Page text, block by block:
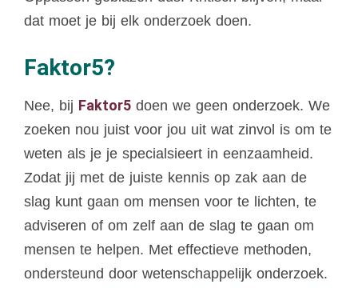
dat moet je bij elk onderzoek doen.
Faktor5?
Nee, bij Faktor5 doen we geen onderzoek. We
zoeken nou juist voor jou uit wat zinvol is om te
weten als je je specialsieert in eenzaamheid.
Zodat jij met de juiste kennis op zak aan de
slag kunt gaan om mensen voor te lichten, te
adviseren of om zelf aan de slag te gaan om
mensen te helpen. Met effectieve methoden,
ondersteund door wetenschappelijk onderzoek.